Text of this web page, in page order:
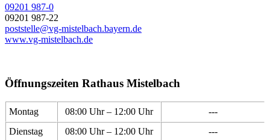
09201 987-0
09201 987-22
poststelle@vg-mistelbach.bayern.de
www.vg-mistelbach.de
Öffnungszeiten Rathaus Mistelbach
Montag 08:00 Uhr – 12:00 Uhr
---
Dienstag
08:00 Uhr – 12:00 Uhr ---